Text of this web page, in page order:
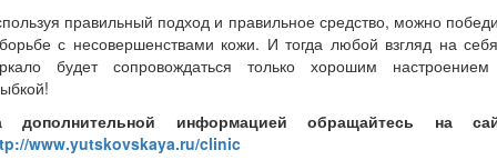
правильный подход и правильное средство, можно
с несовершенствами кожи. И тогда любой взгляд на
будет сопровождаться только хорошим
дополнительной информацией обращайтесь на
www.yutskovskaya.ru/clinic